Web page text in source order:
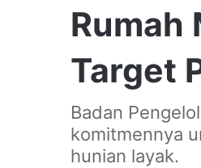
Rumah
Target
Badan
komitmennya
hunian layak.